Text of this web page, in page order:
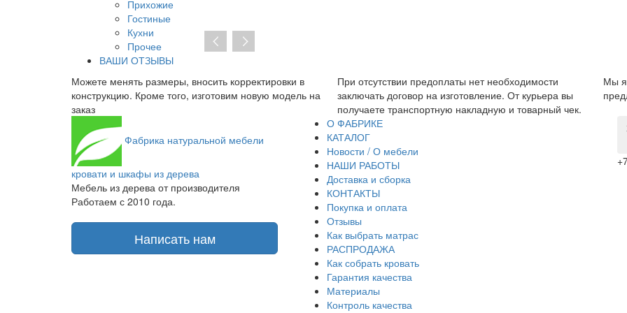
Прихожие
Гостиные
Кухни
Прочее
ВАШИ ОТЗЫВЫ
При отсутствии предоплаты нет необходимости
заключать договор на изготовление. От курьера вы
получаете транспортную накладную и товарный чек.
Мы являемся прямым производителем, поэтому можем
предложить низкую цену без дополнительных наценок.
Фабрика натуральной мебели
кровати и шкафы из дерева
Мебель из дерева от производителя
Работаем с 2010 года.
Написать нам
О ФАБРИКЕ
КАТАЛОГ
Новости / О мебели
НАШИ РАБОТЫ
Доставка и сборка
КОНТАКТЫ
Покупка и оплата
Отзывы
Как выбрать матрас
РАСПРОДАЖА
Как собрать кровать
Гарантия качества
Материалы
Контроль качества